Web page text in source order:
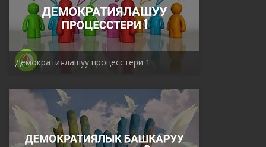
Демократиялашуу процесстери 1